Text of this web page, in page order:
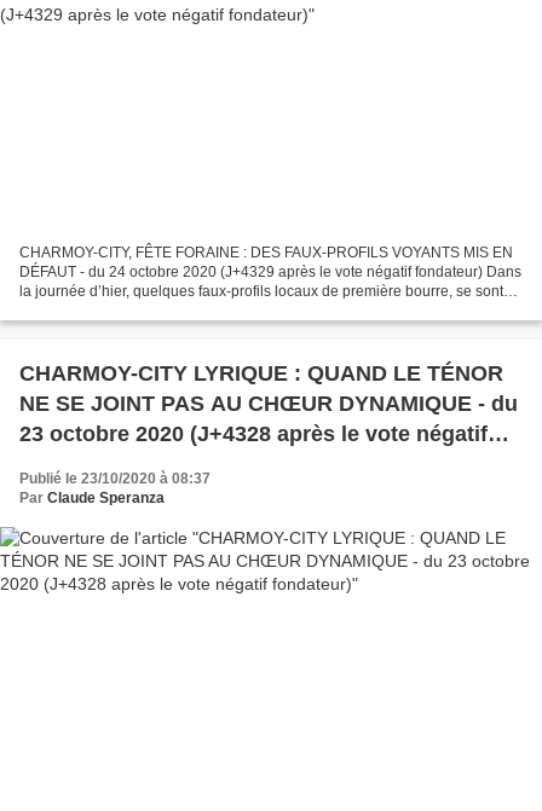
CHARMOY-CITY, FÊTE FORAINE : DES FAUX-PROFILS VOYANTS MIS EN
DÉFAUT - du 24 octobre 2020 (J+4329 après le vote négatif fondateur) Dans
la journée d’hier, quelques faux-profils locaux de première bourre, se sont
CHARMOY-CITY LYRIQUE : QUAND LE TÉNOR
NE SE JOINT PAS AU CHŒUR DYNAMIQUE - du
23 octobre 2020 (J+4328 après le vote négatif
Publié le 23/10/2020 à 08:37
Par Claude Speranza